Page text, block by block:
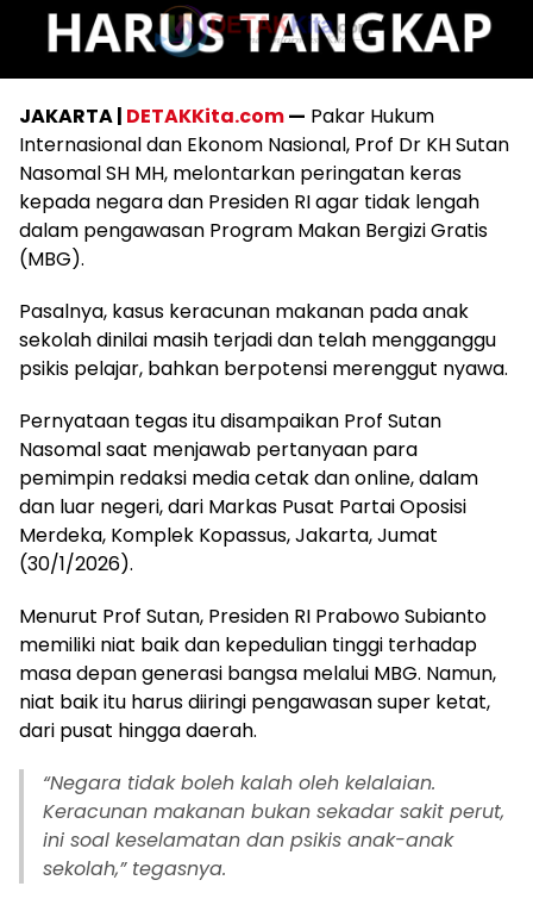
JAKARTA | DETAKKita.com— Pakar Hukum
Internasional dan Ekonom Nasional, Prof Dr KH Sutan
Nasomal SH MH, melontarkan peringatan keras
kepada negara dan Presiden RI agar tidak lengah
dalam pengawasan Program Makan Bergizi Gratis
(MBG).
Pasalnya, kasus keracunan makanan pada anak
sekolah dinilai masih terjadi dan telah mengganggu
psikis pelajar, bahkan berpotensi merenggut nyawa.
Pernyataan tegas itu disampaikan Prof Sutan
Nasomal saat menjawab pertanyaan para
pemimpin redaksi media cetak dan online, dalam
dan luar negeri, dari Markas Pusat Partai Oposisi
Merdeka, Komplek Kopassus, Jakarta, Jumat
(30/1/2026).
Menurut Prof Sutan, Presiden RI Prabowo Subianto
memiliki niat baik dan kepedulian tinggi terhadap
masa depan generasi bangsa melalui MBG. Namun,
niat baik itu harus diiringi pengawasan super ketat,
dari pusat hingga daerah.
“Negara tidak boleh kalah oleh kelalaian.
Keracunan makanan bukan sekadar sakit perut,
ini soal keselamatan dan psikis anak-anak
sekolah,” tegasnya.